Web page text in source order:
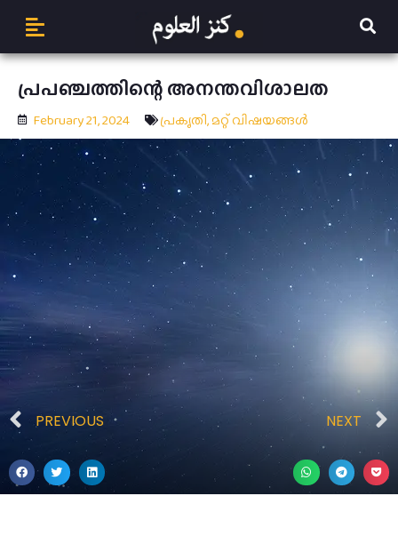
പ്രപഞ്ചത്തിന്റെ അനന്തവിശാലത
February 21, 2024 പ്രകൃതി,മറ്റ് വിഷയങ്ങള്‍
PREVIOUS NEXT